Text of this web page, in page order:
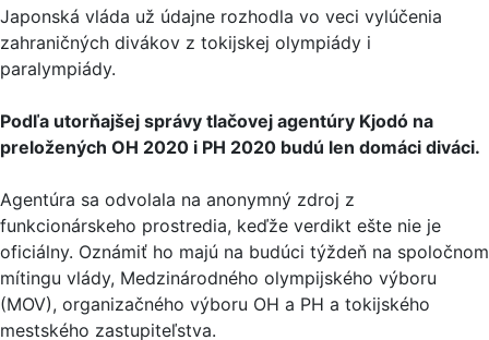
Japonská vláda už údajne rozhodla vo veci vylúčenia
zahraničných divákov z tokijskej olympiády i
paralympiády.
Podľa utorňajšej správy tlačovej agentúry Kjodó na
preložených OH 2020 i PH 2020 budú len domáci diváci.
Agentúra sa odvolala na anonymný zdroj z
funkcionárskeho prostredia, keďže verdikt ešte nie je
oficiálny. Oznámiť ho majú na budúci týždeň na spoločnom
mítingu vlády, Medzinárodného olympijského výboru
(MOV), organizačného výboru OH a PH a tokijského
mestského zastupiteľstva.